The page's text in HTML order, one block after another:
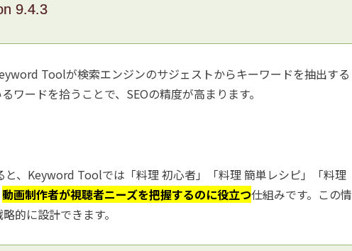
9.4.3
Toolが検索エンジンのサジェストからキーワードを抽出する
ワードを拾うことで、SEOの精度が高まります。
、Keyword Toolでは「料理 初心者」「料理 簡単レシピ」「料理
動画制作者が視聴者ニーズを把握するのに役立つ仕組みです。この情
的に設計できます。